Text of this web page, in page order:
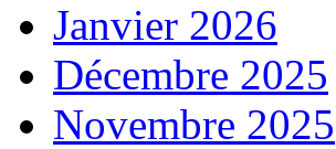
Janvier 2026
Décembre 2025
Novembre 2025